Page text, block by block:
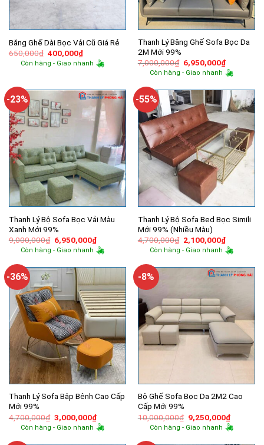
Băng Ghế Dài Bọc Vải Cũ Giá Rẻ
650,000₫ Giá
gốc
là:
400,000₫Giá
hiện
tại
Còn hàng - Giao nhanh
Thanh Lý Băng Ghế Sofa Bọc Da
2M Mới 99%
7,000,000₫ Giá
gốc
là:
6,950,000₫Giá
hiện
tại
Còn hàng - Giao nhanh
-23%
Thanh Lý Bộ Sofa Bọc Vải Màu
Xanh Mới 99%
9,000,000₫ Giá
gốc
là:
6,950,000₫Giá
hiện
tại
6,950,000₫.
Còn hàng - Giao nhanh
-55%
Thanh Lý Bộ Sofa Bed Bọc Simili
Mới 99% (Nhiều Màu)
4,700,000₫ Giá
gốc
là:
2,100,000₫Giá
hiện
tại
Còn hàng - Giao nhanh
-36%
Thanh Lý Sofa Bập Bênh Cao Cấp
Mới 99%
4,700,000₫ Giá
gốc
là:
3,000,000₫Giá
hiện
tại
Còn hàng - Giao nhanh
-8%
Bộ Ghế Sofa Bọc Da 2M2 Cao
Cấp Mới 99%
10,000,000₫ Giá
gốc
là:
9,250,000₫Giá
hiện
tại
Còn hàng - Giao nhanh